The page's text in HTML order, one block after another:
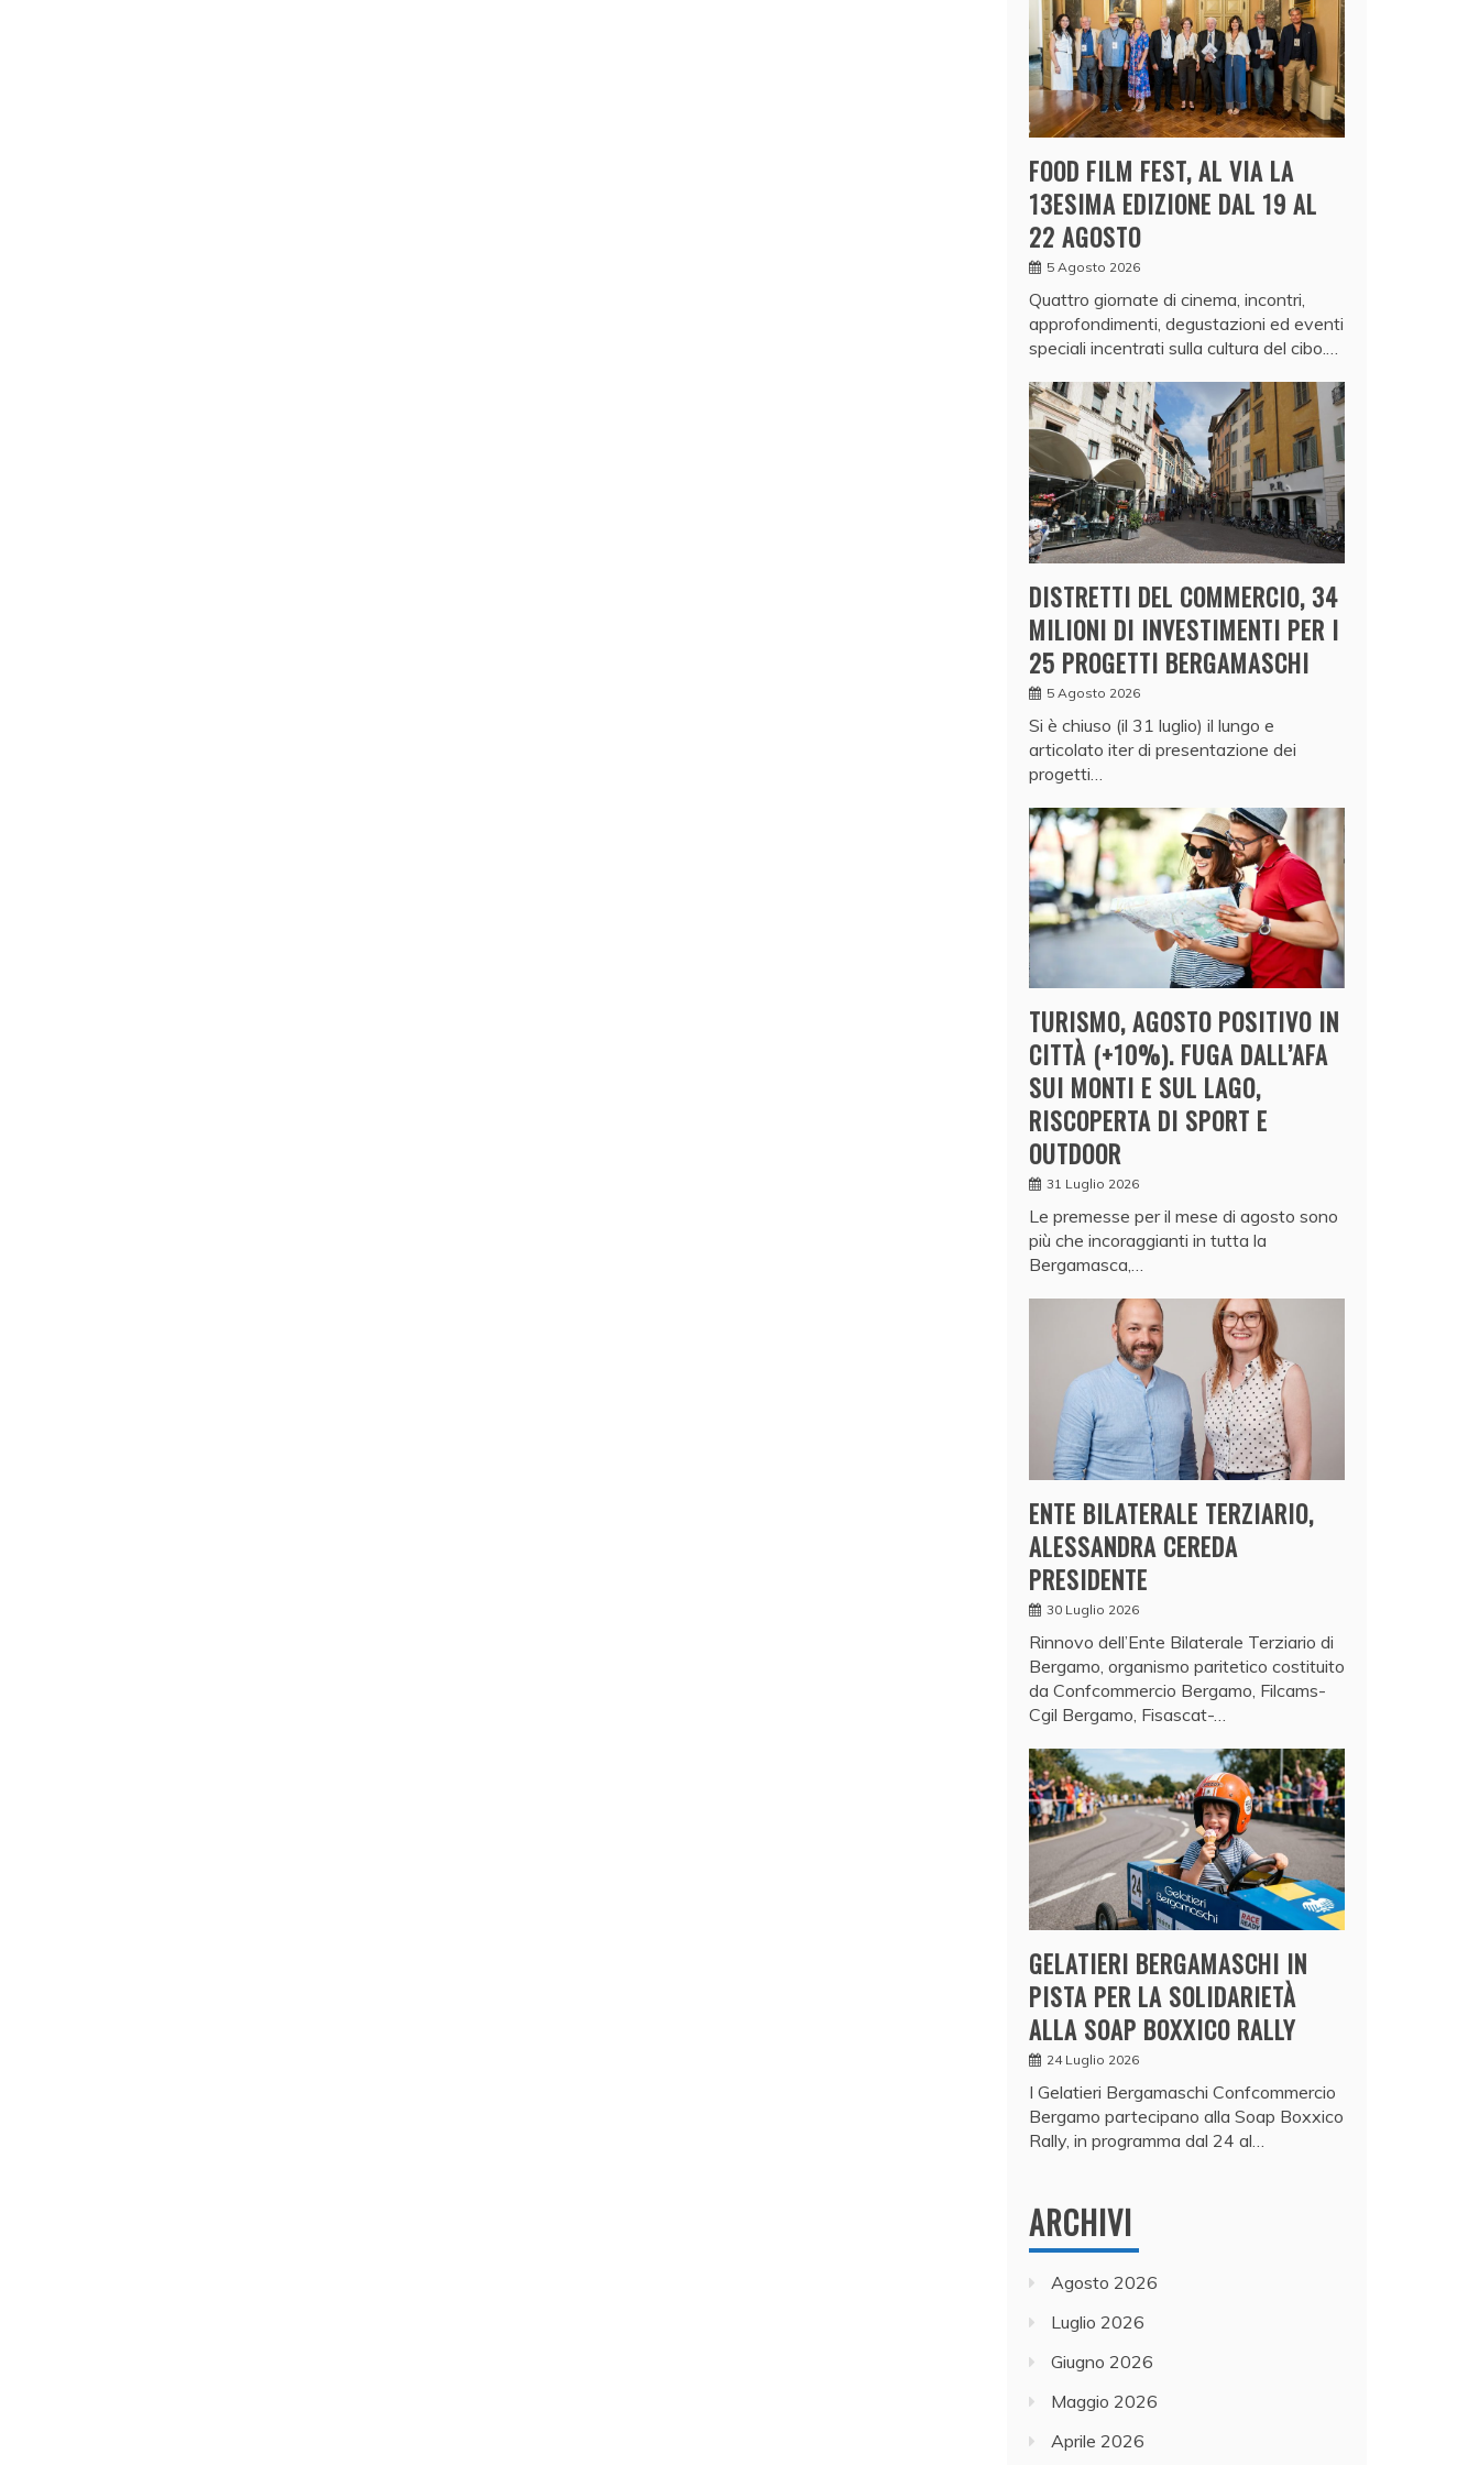
FOOD FILM FEST, AL VIA LA
13ESIMA EDIZIONE DAL 19 AL
22 AGOSTO
5 Agosto 2026
Quattro giornate di cinema, incontri,
approfondimenti, degustazioni ed eventi
speciali incentrati sulla cultura del cibo.…
DISTRETTI DEL COMMERCIO, 34
MILIONI DI INVESTIMENTI PER I
25 PROGETTI BERGAMASCHI
5 Agosto 2026
Si è chiuso (il 31 luglio) il lungo e
articolato iter di presentazione dei
progetti…
TURISMO, AGOSTO POSITIVO IN
CITTÀ (+10%). FUGA DALL’AFA
SUI MONTI E SUL LAGO,
RISCOPERTA DI SPORT E
OUTDOOR
31 Luglio 2026
Le premesse per il mese di agosto sono
più che incoraggianti in tutta la
Bergamasca,…
ENTE BILATERALE TERZIARIO,
ALESSANDRA CEREDA
PRESIDENTE
30 Luglio 2026
Rinnovo dell’Ente Bilaterale Terziario di
Bergamo, organismo paritetico costituito
da Confcommercio Bergamo, Filcams-
Cgil Bergamo, Fisascat-…
GELATIERI BERGAMASCHI IN
PISTA PER LA SOLIDARIETÀ
ALLA SOAP BOXXICO RALLY
24 Luglio 2026
I Gelatieri Bergamaschi Confcommercio
Bergamo partecipano alla Soap Boxxico
Rally, in programma dal 24 al…
ARCHIVI
Agosto 2026
Luglio 2026
Giugno 2026
Maggio 2026
Aprile 2026